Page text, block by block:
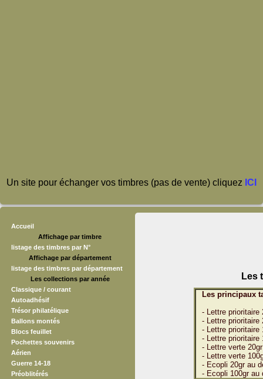
Un site pour échanger vos timbres (pas de vente) cliquez ICI
Accueil
Affichage par timbre
listage des timbres par N°
Affichage par département
listage des timbres par département
Les collections par année
Classique / courant
Autoadhésif
Trésor philatélique
Ballons montés
Blocs feuillet
Pochettes souvenirs
Aérien
Guerre 14-18
Préoblitérés
Les
Les principaux
- Lettre prioritaire
- Lettre prioritaire
- Lettre prioritaire
- Lettre prioritaire
- Lettre verte
- Lettre verte
- Ecopli 20gr au
- Ecopli 100gr au